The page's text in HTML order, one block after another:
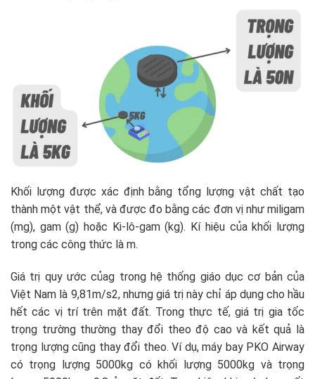
Khối lượng được xác định bằng tổng lượng vật chất tạo
thành một vật thể, và được đo bằng các đơn vị như miligam
(mg), gam (g) hoặc Ki-lô-gam (kg). Kí hiệu của khối lượng
trong các công thức là m.
Giá trị quy ước củag trong hệ thống giáo dục cơ bản của
Việt Nam là 9,81m/s2, nhưng giá trị này chỉ áp dụng cho hầu
hết các vị trí trên mặt đất. Trong thực tế, giá trị gia tốc
trọng trường thường thay đổi theo độ cao và kết quả là
trọng lượng cũng thay đổi theo. Ví dụ, máy bay PKO Airway
có trọng lượng 5000kg có khối lượng 5000kg và trọng